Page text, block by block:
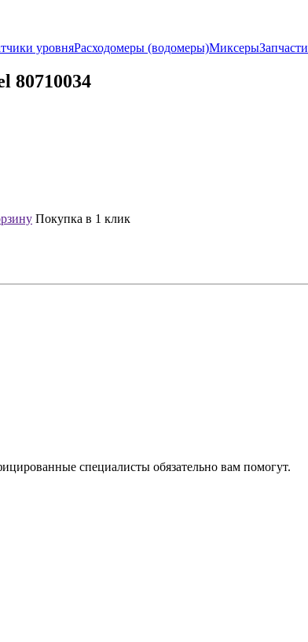
уровняРасходомеры (водомеры)МиксерыЗапчасти
80710034
Покупка в 1 клик
специалисты обязательно вам помогут.